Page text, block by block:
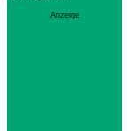
Anzeige